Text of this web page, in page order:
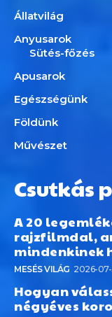
Állatvilág
Anyusarok
Sütés-főzés
Apusarok
Egészségünk
Földünk
Művészet
Csutkás
A 20
rajzfilmdal,
mindenkinek
MESÉS VILÁG 2026-
Hogyan
négyéves